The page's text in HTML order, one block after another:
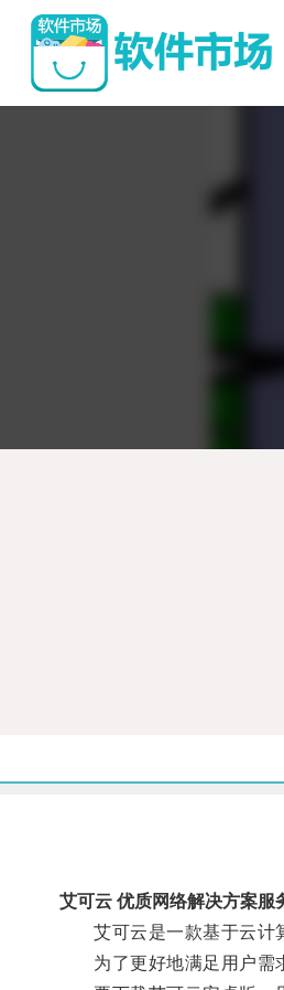
艾可云 优质网络解决方案服
艾可云是一款基于云计算
为了更好地满足用户需求